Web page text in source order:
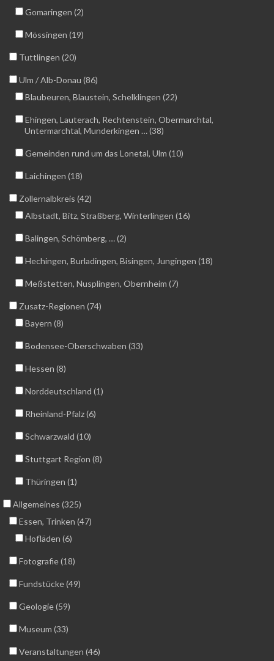
Gomaringen (2)
Mössingen (19)
Tuttlingen (20)
Ulm / Alb-Donau (86)
Blaubeuren, Blaustein, Schelklingen (22)
Ehingen, Lauterach, Rechtenstein, Obermarchtal,
Untermarchtal, Munderkingen … (38)
Gemeinden rund um das Lonetal, Ulm (10)
Laichingen (18)
Zollernalbkreis (42)
Albstadt, Bitz, Straßberg, Winterlingen (16)
Balingen, Schömberg, … (2)
Hechingen, Burladingen, Bisingen, Jungingen (18)
Meßstetten, Nusplingen, Obernheim (7)
Zusatz-Regionen (74)
Bayern (8)
Bodensee-Oberschwaben (33)
Hessen (8)
Norddeutschland (1)
Rheinland-Pfalz (6)
Schwarzwald (10)
Stuttgart Region (8)
Thüringen (1)
Allgemeines (325)
Essen, Trinken (47)
Hofläden (6)
Fotografie (18)
Fundstücke (49)
Geologie (59)
Museum (33)
Veranstaltungen (46)